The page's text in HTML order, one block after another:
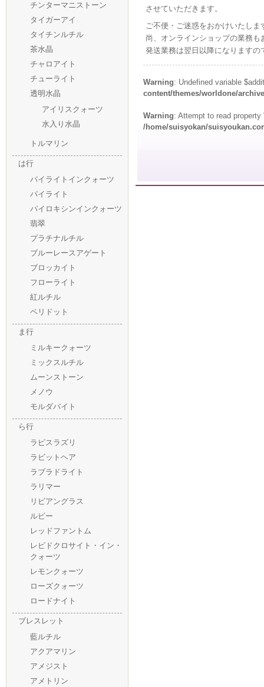
させていただきます。
ご不便・ご迷惑をおかけいたし
尚、オンラインショップの業務
発送業務は翌日以降になりますの
Warning: Undefined variable
content/themes/worldone/
Warning: Attempt to read
/home/suisyokan/
チンターマニストーン
タイガーアイ
タイチンルチル
茶水晶
チャロアイト
チューライト
透明水晶
アイリスクォーツ
水入り水晶
トルマリン
は行
パイライトインクォーツ
パイライト
パイロキシンインクォーツ
翡翠
プラチナルチル
ブルーレースアゲート
ブロッカイト
フローライト
紅ルチル
ペリドット
ま行
ミルキークォーツ
ミックスルチル
ムーンストーン
メノウ
モルダバイト
ら行
ラピスラズリ
ラビットヘア
ラブラドライト
ラリマー
リビアングラス
ルビー
レッドファントム
レピドクロサイト・イン・
クォーツ
レモンクォーツ
ローズクォーツ
ロードナイト
ブレスレット
藍ルチル
アクアマリン
アメジスト
アメトリン